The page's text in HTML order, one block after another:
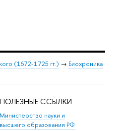
(1672-1725 гг.) → Биохроника
ПОЛЕЗНЫЕ ССЫЛКИ
Министерство науки и
высшего образования РФ